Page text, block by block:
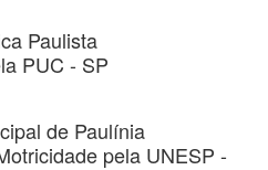
Paulista
PUC - SP
de Paulínia
pela UNESP -